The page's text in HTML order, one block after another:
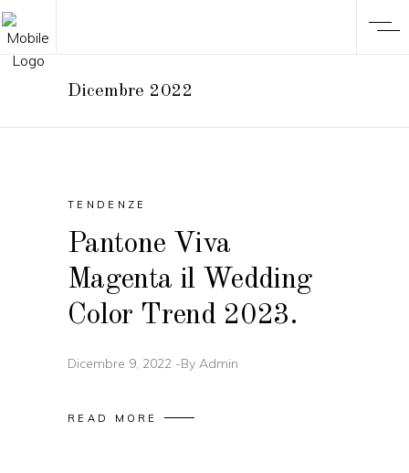
Dicembre 2022
TENDENZE
Pantone Viva
Magenta il Wedding
Color Trend 2023.
Dicembre 9, 2022 By Admin
READ MORE